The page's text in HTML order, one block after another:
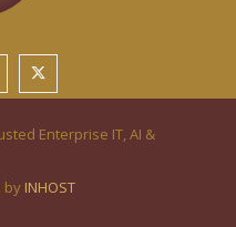
Enterprise IT, AI &
by INHOST